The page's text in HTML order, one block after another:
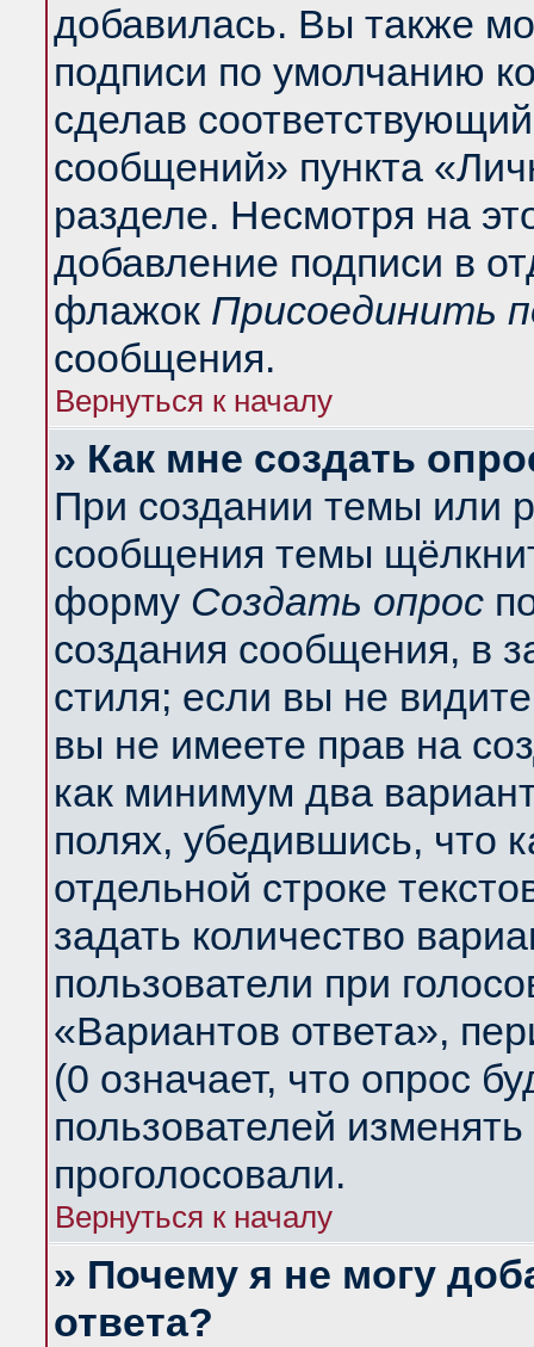
добавилась. Вы также
подписи по умолчанию
сделав
сообщений» пункта
разделе. Несмотря на
добавление подписи в
флажок Присоединить
сообщения.
Вернуться к началу
» Как мне создать
При создании темы или
сообщения темы
форму Создать опрос
создания сообщения, в
стиля; если вы не
вы не имеете прав на
как минимум два
полях, убедившись, что
отдельной строке
задать количество
пользователи при
«Вариантов ответа»,
(0 означает, что опрос
пользователей
проголосовали.
Вернуться к началу
» Почему я не могу
ответа?